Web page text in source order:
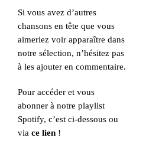
Si vous avez d’autres
chansons en tête que vous
aimeriez voir apparaître dans
notre sélection, n’hésitez pas
à les ajouter en commentaire.
Pour accéder et vous
abonner à notre playlist
Spotify, c’est ci-dessous ou
via ce lien !